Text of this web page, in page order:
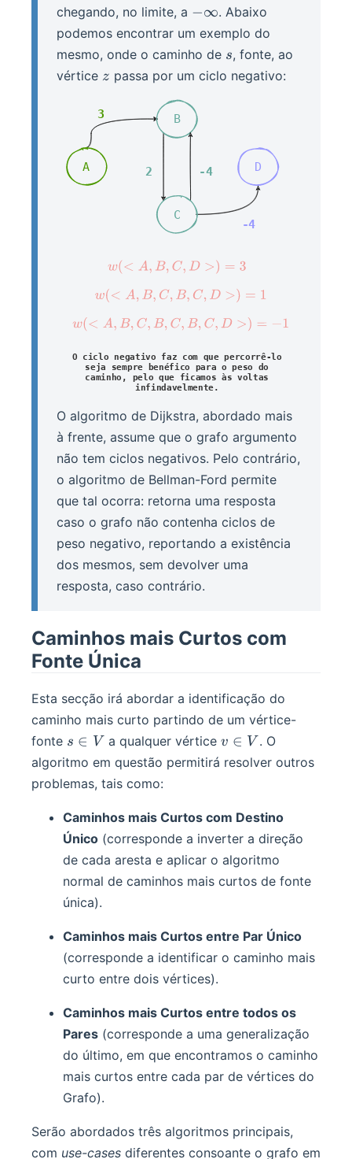
chegando, no limite, a -
\infty
−∞. Abaixo
podemos encontrar um exemplo do
mesmo, onde o caminho de s
s, fonte, ao
vértice z
z passa por um ciclo negativo:
O algoritmo de Dijkstra, abordado mais
à frente, assume que o grafo argumento
não tem ciclos negativos. Pelo contrário,
o algoritmo de Bellman-Ford permite
que tal ocorra: retorna uma resposta
caso o grafo não contenha ciclos de
peso negativo, reportando a existência
dos mesmos, sem devolver uma
resposta, caso contrário.
Caminhos mais Curtos com
Fonte Única
Esta secção irá abordar a identificação do
caminho mais curto partindo de um vértice-
fonte s
\in
s ∈ V a qualquer vérticev
\in
v ∈ V . O
algoritmo em questão permitirá resolver outros
problemas, tais como:
Caminhos mais Curtos com Destino
Único (corresponde a inverter a direção
de cada aresta e aplicar o algoritmo
normal de caminhos mais curtos de fonte
única).
Caminhos mais Curtos entre Par Único
(corresponde a identificar o caminho mais
curto entre dois vértices).
Caminhos mais Curtos entre todos os
Pares (corresponde a uma generalização
do último, em que encontramos o caminho
mais curtos entre cada par de vértices do
Grafo).
Serão abordados três algoritmos principais,
com use-cases diferentes consoante o grafo em